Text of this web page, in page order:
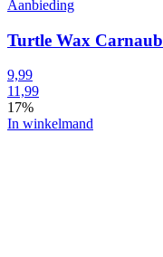
Aanbieding
Turtle Wax
9,99
11,99
17%
In winkelmand